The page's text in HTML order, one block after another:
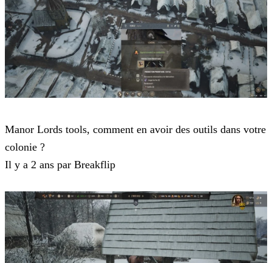
Manor Lords tools, comment en avoir des outils dans votre
colonie ?
Il y a 2 ans par Breakflip